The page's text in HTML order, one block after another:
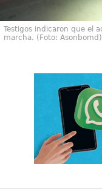
Testigos indicaron que el
marcha. (Foto: Asonbomd)